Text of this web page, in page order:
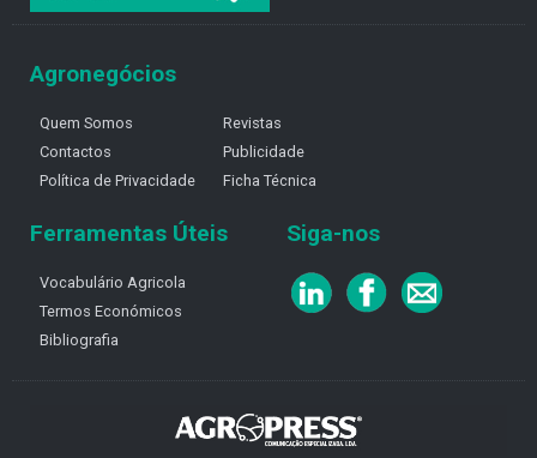
Agronegócios
Quem Somos
Contactos
Política de Privacidade
Revistas
Publicidade
Ficha Técnica
Ferramentas Úteis
Vocabulário Agricola
Termos Económicos
Bibliografia
Siga-nos